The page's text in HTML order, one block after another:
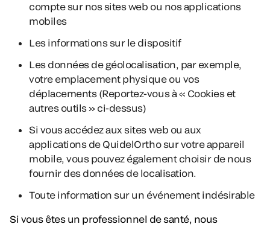
compte sur nos sites web ou nos applications
mobiles
Les informations sur le dispositif
Les données de géolocalisation, par exemple,
votre emplacement physique ou vos
déplacements (Reportez-vous à « Cookies et
autres outils » ci-dessus)
Si vous accédez aux sites web ou aux
applications de QuidelOrtho sur votre appareil
mobile, vous pouvez également choisir de nous
fournir des données de localisation.
Toute information sur un événement indésirable
Si vous êtes un professionnel de santé, nous